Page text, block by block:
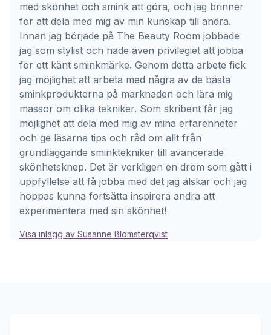
med skönhet och smink att göra, och jag brinner
för att dela med mig av min kunskap till andra.
Innan jag började på The Beauty Room jobbade
jag som stylist och hade även privilegiet att jobba
för ett känt sminkmärke. Genom detta arbete fick
jag möjlighet att arbeta med några av de bästa
sminkprodukterna på marknaden och lära mig
massor om olika tekniker. Som skribent får jag
möjlighet att dela med mig av mina erfarenheter
och ge läsarna tips och råd om allt från
grundläggande sminktekniker till avancerade
skönhetsknep. Det är verkligen en dröm som gått i
uppfyllelse att få jobba med det jag älskar och jag
hoppas kunna fortsätta inspirera andra att
experimentera med sin skönhet!
Visa inlägg av Susanne Blomsterqvist